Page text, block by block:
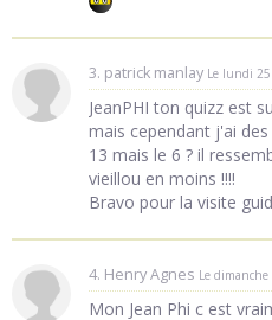
3. patrick manlay Le lundi
JeanPHI ton quizz est
mais cependant j'ai
13 mais le 6 ? il
vieillou en moins !!!!
Bravo pour la visite
4. Henry Agnes Le
Mon Jean Phi c est